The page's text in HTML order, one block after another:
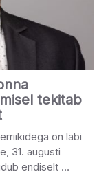
tekitab
on läbi
31. augusti
endiselt …